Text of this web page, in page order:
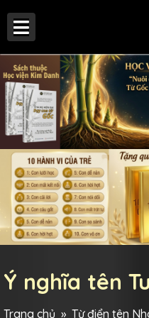
Ý nghĩa tên
Trang chủ » Từ điển tên